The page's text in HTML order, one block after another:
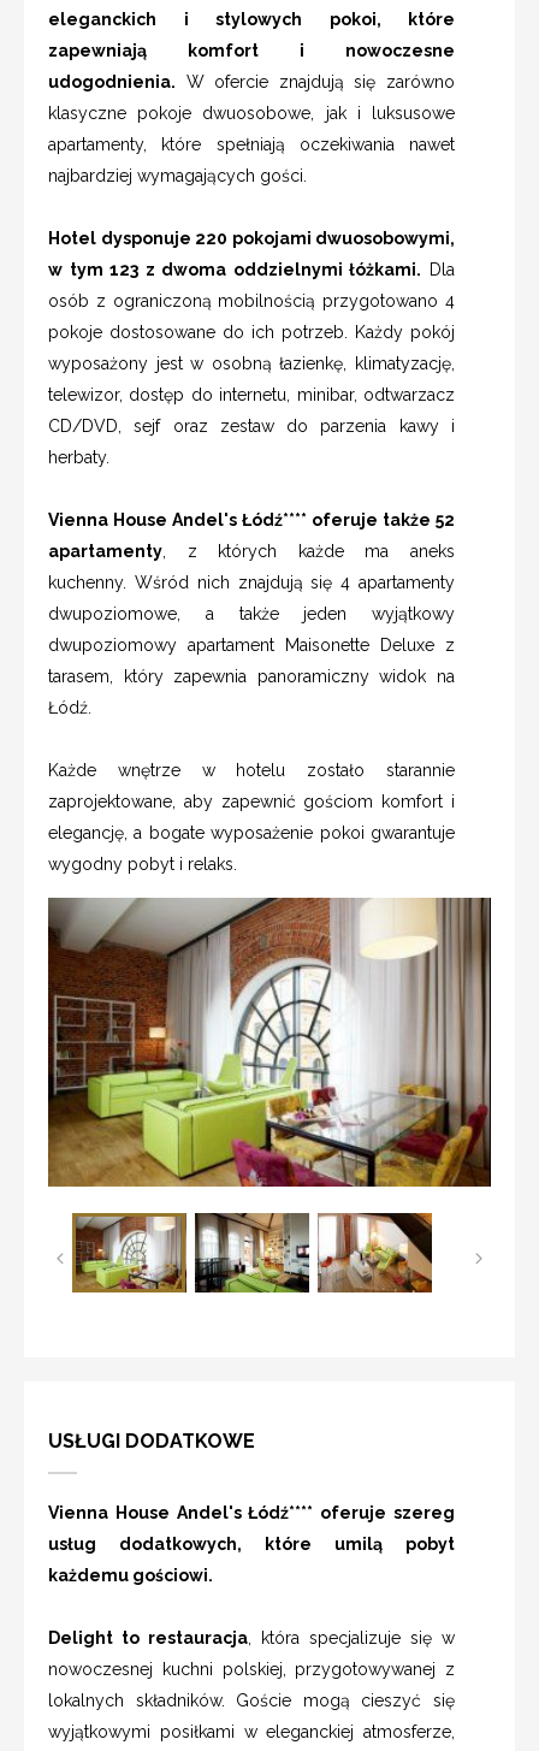
eleganckich i stylowych pokoi, które
zapewniają komfort i nowoczesne
udogodnienia. W ofercie znajdują się zarówno
klasyczne pokoje dwuosobowe, jak i luksusowe
apartamenty, które spełniają oczekiwania nawet
najbardziej wymagających gości.
Hotel dysponuje 220 pokojami dwuosobowymi,
w tym 123 z dwoma oddzielnymi łóżkami. Dla
osób z ograniczoną mobilnością przygotowano 4
pokoje dostosowane do ich potrzeb. Każdy pokój
wyposażony jest w osobną łazienkę, klimatyzację,
telewizor, dostęp do internetu, minibar, odtwarzacz
CD/DVD, sejf oraz zestaw do parzenia kawy i
herbaty.
Vienna House Andel's Łódź**** oferuje także 52
apartamenty, z których każde ma aneks
kuchenny. Wśród nich znajdują się 4 apartamenty
dwupoziomowe, a także jeden wyjątkowy
dwupoziomowy apartament Maisonette Deluxe z
tarasem, który zapewnia panoramiczny widok na
Łódź.
Każde wnętrze w hotelu zostało starannie
zaprojektowane, aby zapewnić gościom komfort i
elegancję, a bogate wyposażenie pokoi gwarantuje
wygodny pobyt i relaks.
USŁUGI DODATKOWE
Vienna House Andel's Łódź**** oferuje szereg
usług dodatkowych, które umilą pobyt
każdemu gościowi.
Delight to restauracja , która specjalizuje się w
nowoczesnej kuchni polskiej, przygotowywanej z
lokalnych składników. Goście mogą cieszyć się
wyjątkowymi posiłkami w eleganckiej atmosferze,